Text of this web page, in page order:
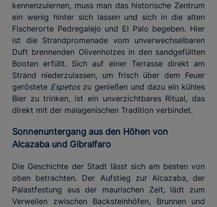
kennenzulernen, muss man das historische Zentrum
ein wenig hinter sich lassen und sich in die alten
Fischerorte Pedregalejo und El Palo begeben. Hier
ist die Strandpromenade vom unverwechselbaren
Duft brennenden Olivenholzes in den sandgefüllten
Booten erfüllt. Sich auf einer Terrasse direkt am
Strand niederzulassen, um frisch über dem Feuer
geröstete Espetoszu genießen und dazu ein kühles
Bier zu trinken, ist ein unverzichtbares Ritual, das
direkt mit der malagenischen Tradition verbindet.
Sonnenuntergang aus den Höhen von
Alcazaba und Gibralfaro
Die Geschichte der Stadt lässt sich am besten von
oben betrachten. Der Aufstieg zur Alcazaba, der
Palastfestung aus der maurischen Zeit, lädt zum
Verweilen zwischen Backsteinhöfen, Brunnen und